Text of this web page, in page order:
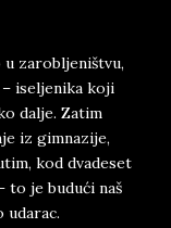
zarobljeništvu,
iseljenika koji
dalje. Zatim
iz gimnazije,
kod dvadeset
to je budući naš
udarac.